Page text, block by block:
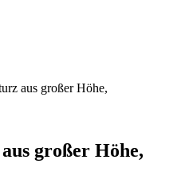
aus großer Höhe,
großer Höhe,